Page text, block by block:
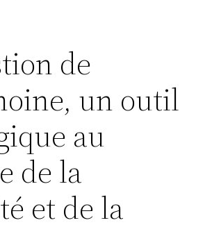
de
un outil
au
de la
et de la